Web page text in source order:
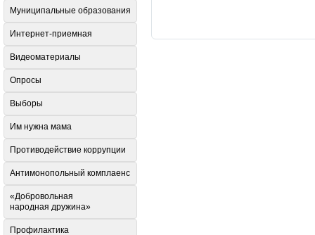
Муниципальные образования
Интернет-приемная
Видеоматериалы
Опросы
Выборы
Им нужна мама
Противодействие коррупции
Антимонопольный комплаенс
«Добровольная
народная дружина»
Профилактика